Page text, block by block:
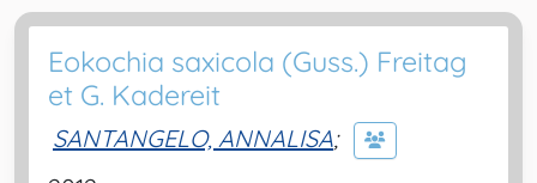
Eokochia saxicola (Guss.) Freitag
et G. Kadereit
SANTANGELO, ANNALISA;